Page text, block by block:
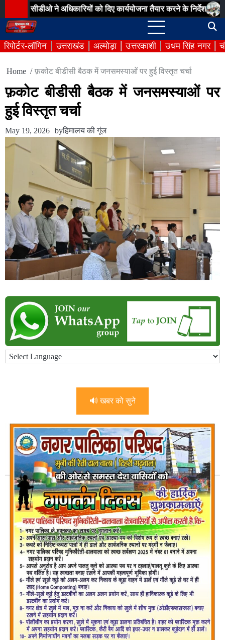
to
content
ने अधिकारियों को दिए कार्ययोजना तैयार करने के निर्देश चंबा
रिपोर्टर-लॉगिन उत्तराखंड अल्मोड़ा उत्तरकाशी उधम सिंह नगर
Home फ़कोट बीडीसी बैठक में जनसमस्याओं पर हुई विस्तृत चर्चा
फ़कोट बीडीसी बैठक में जनसमस्याओं पर
हुई विस्तृत चर्चा
May 19, 2026 byहिमालय की गूंज
🔊 खबर को सुने